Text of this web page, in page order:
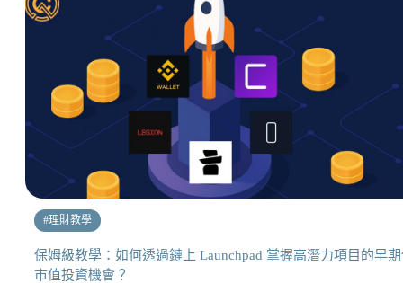
#理財教學
保姆級教學：如何透過鏈上 Launchpad 掌握高潛力項目的早
市值投資機會？